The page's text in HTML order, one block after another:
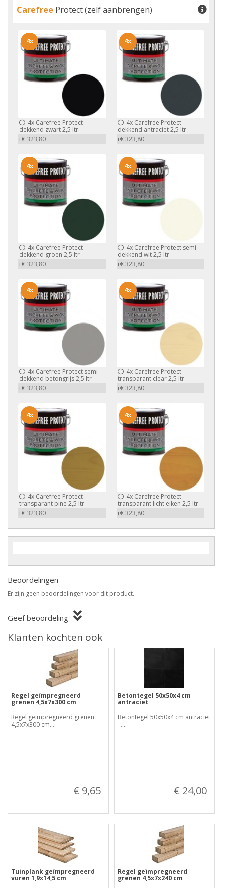
Carefree Protect (zelf aanbrengen)
4x Carefree Protect
dekkend zwart 2,5 ltr
+€ 323,80
4x
4xCarefree Protect
dekkend antraciet 2,5 ltr
+€ 323,80
4x
4x Carefree Protect
dekkend groen 2,5 ltr
+€ 323,80
4x
4xCarefree Protect semi-
dekkend wit 2,5 ltr
+€ 323,80
4x
4x Carefree Protect semi-
dekkend betongrijs 2,5 ltr
+€ 323,80
4x
4xCarefree Protect
transparant clear 2,5 ltr
+€ 323,80
4x
4x Carefree Protect
transparant pine 2,5 ltr
+€ 323,80
4x
4xCarefree Protect
transparant licht eiken 2,5 ltr
+€ 323,80
4x
Beoordelingen
Er zijn geen beoordelingen voor dit product.
Geef beoordeling
Klanten kochten ook
Regel geïmpregneerd
grenen 4,5x7x300 cm
Regel geïmpregneerd grenen
4,5x7x300 cm....
€ 9,65
Betontegel 50x50x4 cm
antraciet
Betontegel 50x50x4 cm antraciet
....
€ 24,00
Tuinplank geïmpregneerd
vuren 1,9x14,5 cm
Regel geïmpregneerd
grenen 4,5x7x240 cm